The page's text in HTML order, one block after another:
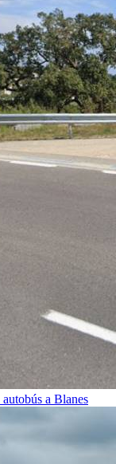
a Blanes